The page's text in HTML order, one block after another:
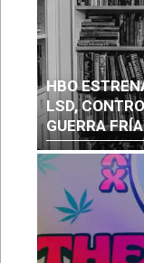
HBO
LSD,
GUERRA FRÍA